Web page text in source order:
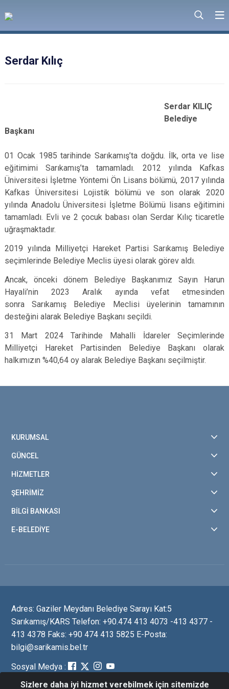
Serdar Kılıç
Serdar KILIÇ
Belediye
Başkanı
01 Ocak 1985 tarihinde Sarıkamış’ta doğdu. İlk, orta ve lise
eğitimimi Sarıkamış’ta tamamladı. 2012 yılında Kafkas
Üniversitesi İşletme Yöntemi Ön Lisans bölümü, 2017 yılında
Kafkas Üniversitesi Lojistik bölümü ve son olarak 2020
yılında Anadolu Üniversitesi İşletme Bölümü lisans eğitimini
tamamladı. Evli ve 2 çocuk babası olan Serdar Kılıç ticaretle
uğraşmaktadır.
2019 yılında Milliyetçi Hareket Partisi Sarıkamış Belediye
seçimlerinde Belediye Meclis üyesi olarak görev aldı.
Ancak, önceki dönem Belediye Başkanımız Sayın Harun
Hayali’nin 2023 Aralık ayında vefat etmesinden
sonra Sarıkamış Belediye Meclisi üyelerinin tamamının
desteğini alarak Belediye Başkanı seçildi.
31 Mart 2024 Tarihinde Mahalli İdareler Seçimlerinde
Milliyetçi Hareket Partisinden Belediye Başkanı olarak
halkımızın %40,64 oy alarak Belediye Başkanı seçilmiştir.
KURUMSAL
GÜNCEL
HİZMETLER
ŞEHRİMİZ
BİLGİ BANKASI
E-BELEDİYE
Adres: Gaziler Meydanı Belediye Sarayı Kat:5
Sarıkamış/KARS Telefon: +90.474 413 4073 -413 4377 -
413 4378 Faks: +90 474 413 5825 E-Posta:
bilgi@sarikamis.bel.tr
Sosyal Medya :
Sizlere daha iyi hizmet verebilmek için sitemizde